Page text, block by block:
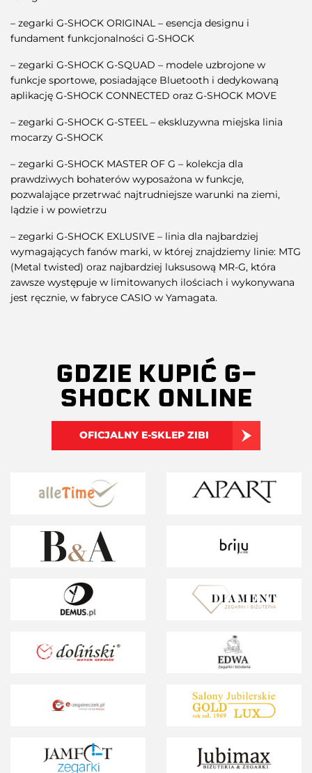
– zegarki G-SHOCK ORIGINAL – esencja designu i
fundament funkcjonalności G-SHOCK
– zegarki G-SHOCK G-SQUAD – modele uzbrojone w
funkcje sportowe, posiadające Bluetooth i dedykowaną
aplikację G-SHOCK CONNECTED oraz G-SHOCK MOVE
– zegarki G-SHOCK G-STEEL – ekskluzywna miejska linia
mocarzy G-SHOCK
– zegarki G-SHOCK MASTER OF G – kolekcja dla
prawdziwych bohaterów wyposażona w funkcje,
pozwalające przetrwać najtrudniejsze warunki na ziemi,
lądzie i w powietrzu
– zegarki G-SHOCK EXLUSIVE – linia dla najbardziej
wymagających fanów marki, w której znajdziemy linie: MTG
(Metal twisted) oraz najbardziej luksusową MR-G, która
zawsze występuje w limitowanych ilościach i wykonywana
jest ręcznie, w fabryce CASIO w Yamagata.
GDZIE KUPIĆ G-
SHOCK ONLINE
OFICJALNY E-SKLEP ZIBI